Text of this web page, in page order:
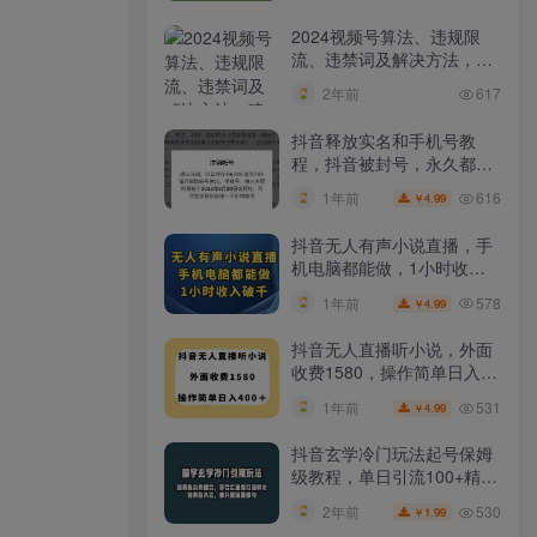
2024视频号算法、违规限
流、违禁词及解决方法，建
2年前 617
抖音释放实名和手机号教
程，抖音被封号，永久都可
1年前 ￥4.99 616
抖音无人有声小说直播，手
机电脑都能做，1小时收入
1年前 ￥4.99 578
抖音无人直播听小说，外面
收费1580，操作简单日入
400+【揭秘】
1年前 ￥4.99 531
抖音玄学冷门玩法起号保姆
级教程，单日引流100+精准
玄学粉
2年前 ￥ 1.99 530